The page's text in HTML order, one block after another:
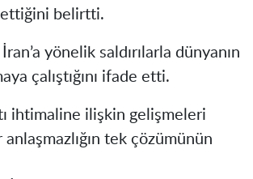
ettiğini belirtti.
yönelik saldırılarla dünyanın
çalıştığını ifade etti.
ihtimaline ilişkin gelişmeleri
tek çözümünün